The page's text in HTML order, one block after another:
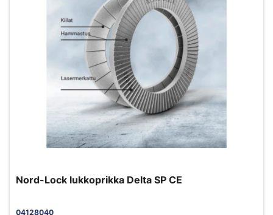
Nord-Lock lukkoprikka Delta SP CE
04128040